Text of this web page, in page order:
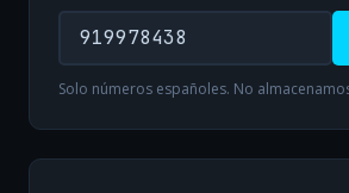
Solo números españoles. No